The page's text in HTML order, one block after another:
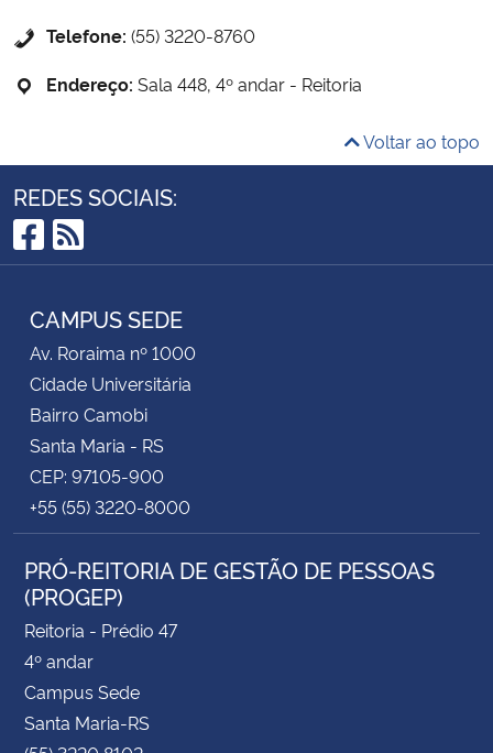
Telefone: (55) 3220-8760
Endereço: Sala 448, 4º andar - Reitoria
Voltar ao topo
REDES SOCIAIS:
Facebook
RSS
CAMPUS SEDE
Av. Roraima nº 1000
Cidade Universitária
Bairro Camobi
Santa Maria - RS
CEP: 97105-900
+55 (55) 3220-8000
PRÓ-REITORIA DE GESTÃO DE PESSOAS
(PROGEP)
Reitoria - Prédio 47
4º andar
Campus Sede
Santa Maria-RS